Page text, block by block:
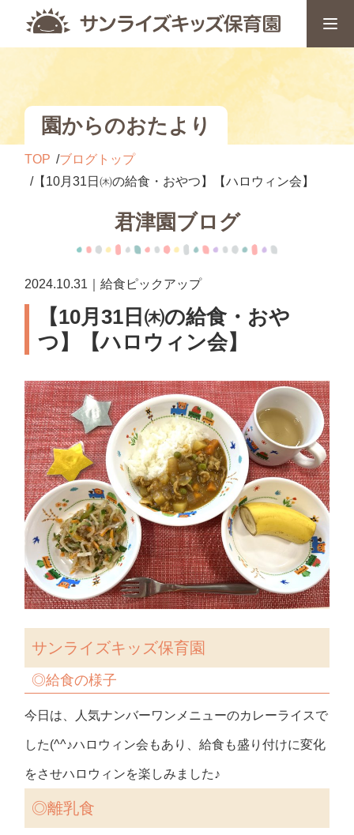
園からのおたより
TOP
ブログトップ
【10月31日㈭の給食・おやつ】【ハロウィン会】
君津園ブログ
2024.10.31｜給食ピックアップ
【10月31日㈭の給食・おや
つ】【ハロウィン会】
サンライズキッズ保育園
◎給食の様子
今日は、人気ナンバーワンメニューのカレーライスで
した(^^♪ハロウィン会もあり、給食も盛り付けに変化
をさせハロウィンを楽しみました♪
◎離乳食